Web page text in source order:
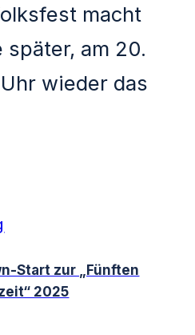
macht
später, am 20.
wieder das
Start zur „Fünften
2025